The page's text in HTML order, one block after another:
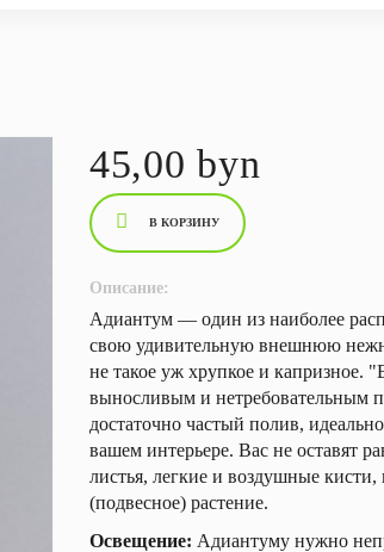
45,00 byn
В КОРЗИНУ
Описание:
Адиантум — один из наиболее
свою удивительную внешнюю
не такое уж хрупкое и капризное.
выносливым и нетребовательным
достаточно частый полив,
вашем интерьере. Вас не оставят
листья, легкие и воздушные
(подвесное) растение.
Освещение: Адиантуму нужно